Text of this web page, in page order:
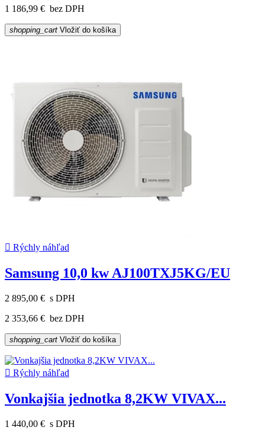
1 186,99 € bez DPH
shopping_cart Vložiť do košíka
 Rýchly náhľad
Samsung 10,0 kw AJ100TXJ5KG/EU
2 895,00 € s DPH
2 353,66 € bez DPH
shopping_cart Vložiť do košíka
 Rýchly náhľad
Vonkajšia jednotka 8,2KW VIVAX...
1 440,00 € s DPH